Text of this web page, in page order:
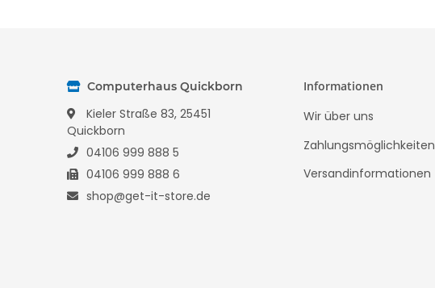
Computerhaus Quickborn
Kieler Straße 83, 25451
Quickborn
04106 999 888 5
04106 999 888 6
shop@get-it-store.de
Informationen
Wir über uns
Zahlungsmöglichkeiten
Versandinformationen